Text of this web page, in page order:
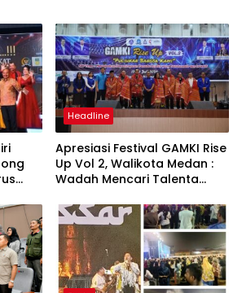
Headline
Apresiasi Festival GAMKI Rise
Up Vol 2, Walikota Medan :
Wadah Mencari Talenta